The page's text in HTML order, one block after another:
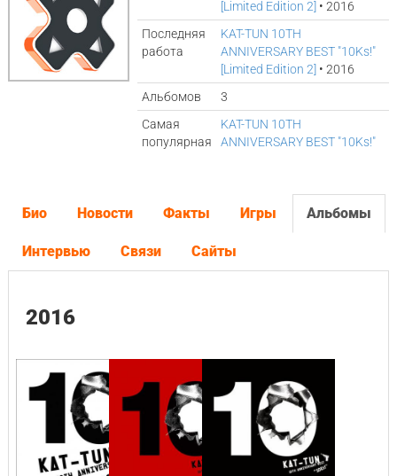
[Limited Edition 2] • 2016
Последняя
работа
KAT-TUN 10TH
ANNIVERSARY BEST "10Ks!"
[Limited Edition 2] • 2016
Альбомов
3
Самая
популярная
KAT-TUN 10TH
ANNIVERSARY BEST "10Ks!"
Био Новости Факты Игры Альбомы
Интервью Связи Сайты
2016